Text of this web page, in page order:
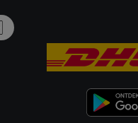
klikken, stem je in met alle
van de gegevens
privacyverklaring.Je vindt